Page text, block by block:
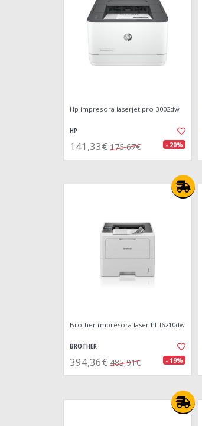
Hp impresora laserjet pro 3002dw
HP
141,33€ 176,67€ - 20%
Brother impresora laser hl-l6210dw
BROTHER
394,36€ 485,91€ - 19%